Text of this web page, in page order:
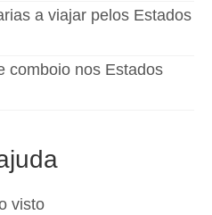
a viajar pelos Estados
comboio nos Estados
visto